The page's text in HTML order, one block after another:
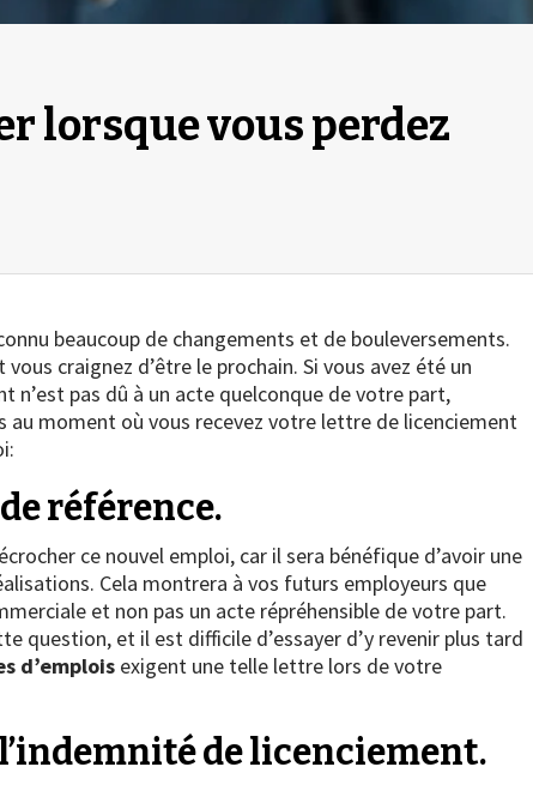
lorsque vous perdez
beaucoup de changements et de bouleversements.
craignez d’être le prochain. Si vous avez été un
n’est pas dû à un acte quelconque de votre part,
au moment où vous recevez votre lettre de licenciement
référence.
ce nouvel emploi, car il sera bénéfique d’avoir une
Cela montrera à vos futurs employeurs que
et non pas un acte répréhensible de votre part.
question, et il est difficile d’essayer d’y revenir plus tard
d’emplois exigent une telle lettre lors de votre
de licenciement.